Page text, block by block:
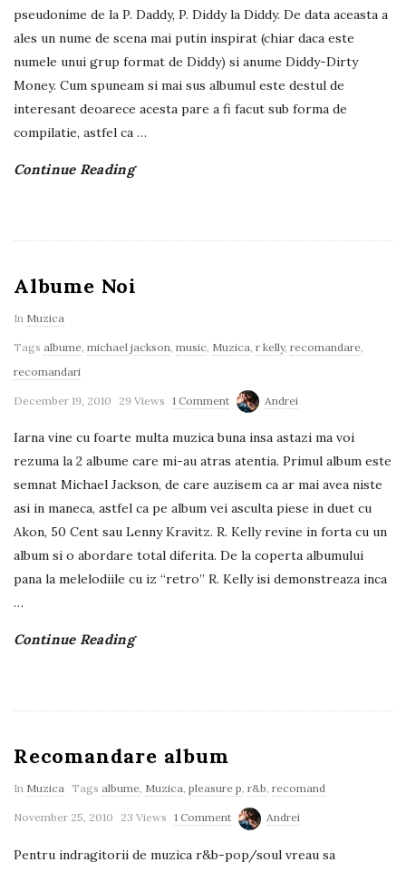
pseudonime de la P. Daddy, P. Diddy la Diddy. De data aceasta a
ales un nume de scena mai putin inspirat (chiar daca este
numele unui grup format de Diddy) si anume Diddy-Dirty
Money. Cum spuneam si mai sus albumul este destul de
interesant deoarece acesta pare a fi facut sub forma de
compilatie, astfel ca …
Continue Reading
Albume Noi
In Muzica
Tags albume michael jackson music Muzica r kelly, recomandare
recomandari
December 19, 2010 29 Views 1 Comment Andrei
Iarna vine cu foarte multa muzica buna insa astazi ma voi
rezuma la 2 albume care mi-au atras atentia. Primul album este
semnat Michael Jackson, de care auzisem ca ar mai avea niste
asi in maneca, astfel ca pe album vei asculta piese in duet cu
Akon, 50 Cent sau Lenny Kravitz. R. Kelly revine in forta cu un
album si o abordare total diferita. De la coperta albumului
pana la melelodiile cu iz “retro” R. Kelly isi demonstreaza inca
…
Continue Reading
Recomandare album
In Muzica Tags albume, Muzica, pleasure p, r&b, recomand
November 25, 2010 23 Views 1 Comment Andrei
Pentru indragitorii de muzica r&b-pop/soul vreau sa